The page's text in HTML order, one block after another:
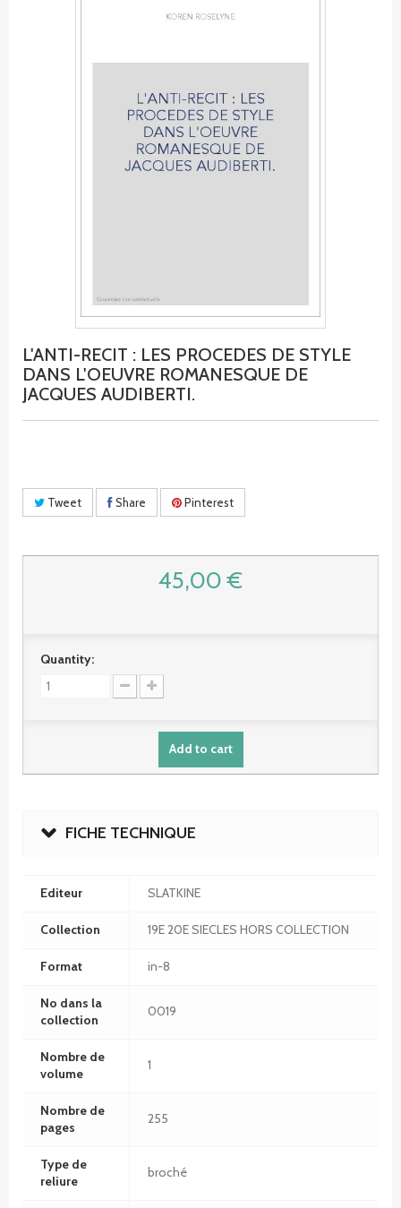
L'ANTI-RECIT : LES PROCEDES DE STYLE
DANS L'OEUVRE ROMANESQUE DE
JACQUES AUDIBERTI.
Tweet Share Pinterest
45,00 €
Quantity:
Add to cart
FICHE TECHNIQUE
Editeur SLATKINE
Collection 19E 20E SIECLES HORS COLLECTION
Format in-8
No dans la
collection
0019
Nombre de
volume
1
Nombre de
pages
255
Type de
reliure
broché